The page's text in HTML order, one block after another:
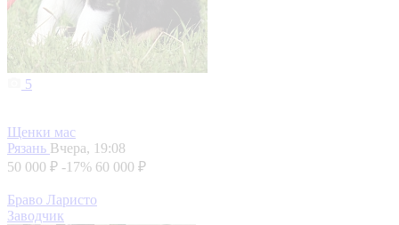
5
Щенки мас
Рязань Вчера, 19:08
50 000 ₽ -17% 60 000 ₽
Браво Ларисто
Заводчик